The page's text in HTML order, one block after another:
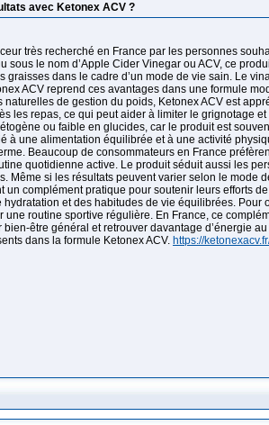
avec Ketonex ACV ?
très recherché en France par les personnes
le nom d’Apple Cider Vinegar ou ACV, ce
graisses dans le cadre d’un mode de vie sain. Le
ACV reprend ces avantages dans une formule
de gestion du poids, Ketonex ACV est
les repas, ce qui peut aider à limiter le
ou faible en glucides, car le produit est
à une alimentation équilibrée et à une activité
Beaucoup de consommateurs en France
quotidienne active. Le produit séduit aussi les
Même si les résultats peuvent varier selon le
un complément pratique pour soutenir leurs efforts
et des habitudes de vie équilibrées.
routine sportive régulière. En France, ce
être général et retrouver davantage d’énergie
dans la formule Ketonex ACV. https://